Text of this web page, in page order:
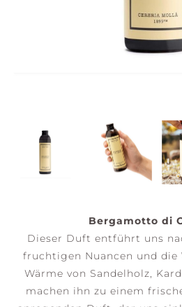
Bergamotto di
Dieser Duft entführt uns
fruchtigen Nuancen und
Wärme von Sandelholz,
machen ihn zu einem